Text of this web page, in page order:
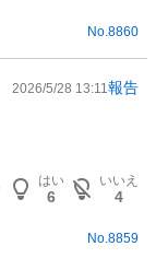
No. 8860
2026/5/28 13:11 報告
はい
6
いいえ
4
No.8859